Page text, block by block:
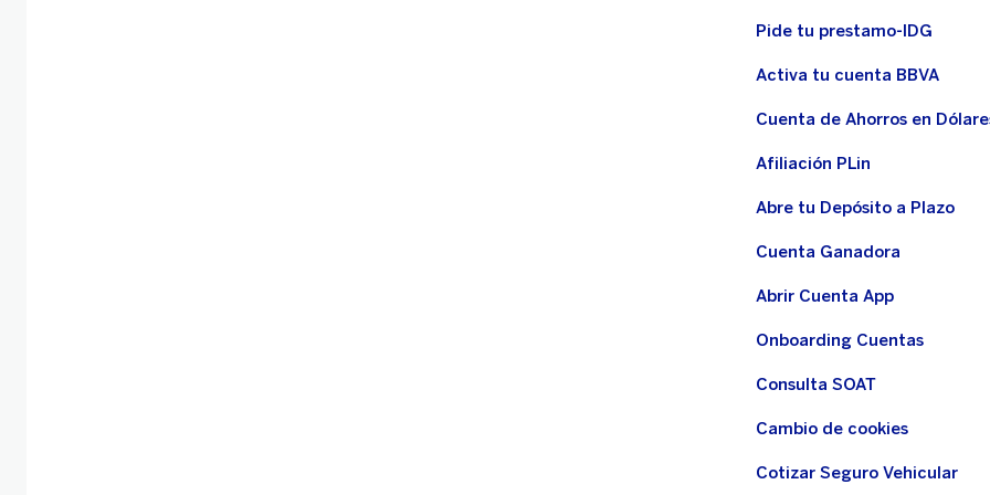
Pide tu prestamo-IDG
Activa tu cuenta BBVA
Cuenta de Ahorros en
Afiliación PLin
Abre tu Depósito a Plazo
Cuenta Ganadora
Abrir Cuenta App
Onboarding Cuentas
Consulta SOAT
Cambio de cookies
Cotizar Seguro Vehicular